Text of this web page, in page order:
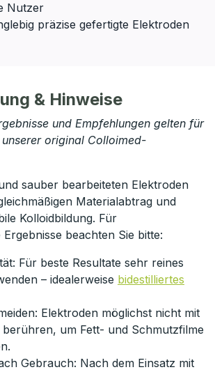
Nutzer
präzise gefertigte Elektroden
& Hinweise
und Empfehlungen gelten für
original Colloimed-
sauber bearbeiteten Elektroden
Materialabtrag und
Kolloidbildung. Für
beachten Sie bitte:
Für beste Resultate sehr reines
– idealerweise bidestilliertes
Elektroden möglichst nicht mit
berühren, um Fett- und Schmutzfilme
Gebrauch: Nach dem Einsatz mit